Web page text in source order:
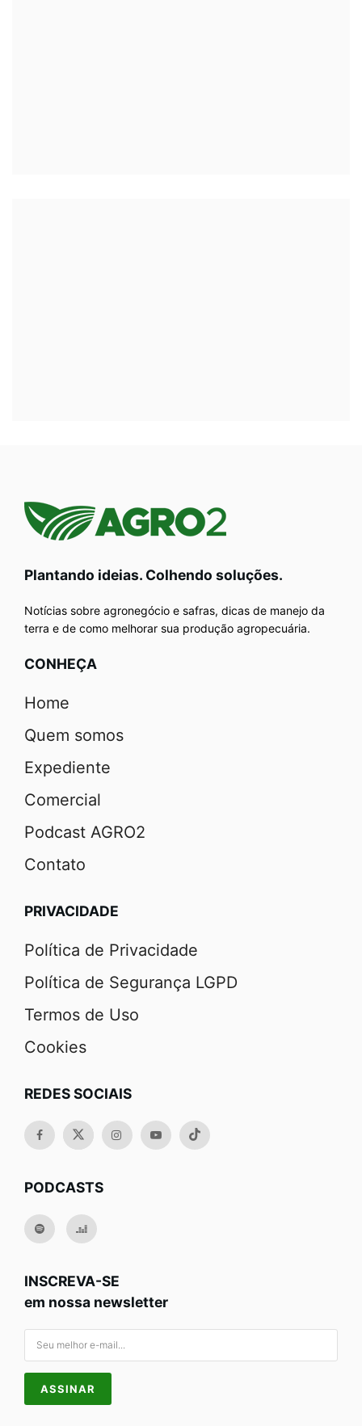
Plantando ideias. Colhendo soluções.
Notícias sobre agronegócio e safras, dicas de manejo da
terra e de como melhorar sua produção agropecuária.
CONHEÇA
Home
Quem somos
Expediente
Comercial
Podcast AGRO2
Contato
PRIVACIDADE
Política de Privacidade
Política de Segurança LGPD
Termos de Uso
Cookies
REDES SOCIAIS
PODCASTS
INSCREVA-SE
em nossa newsletter